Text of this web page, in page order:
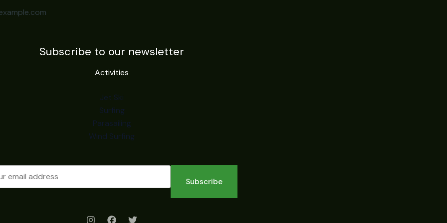
Subscribe to our newsletter
Activities
Jet Ski
Surfing
Parasailing
Wind Surfing
Subscribe